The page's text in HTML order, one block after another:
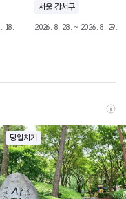
18.
서울 강서구
2026. 8. 28. ~ 2026. 8. 29.
당일치기